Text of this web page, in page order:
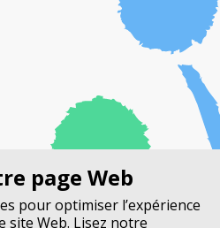
page Web
pour optimiser l’expérience
Web. Lisez notre